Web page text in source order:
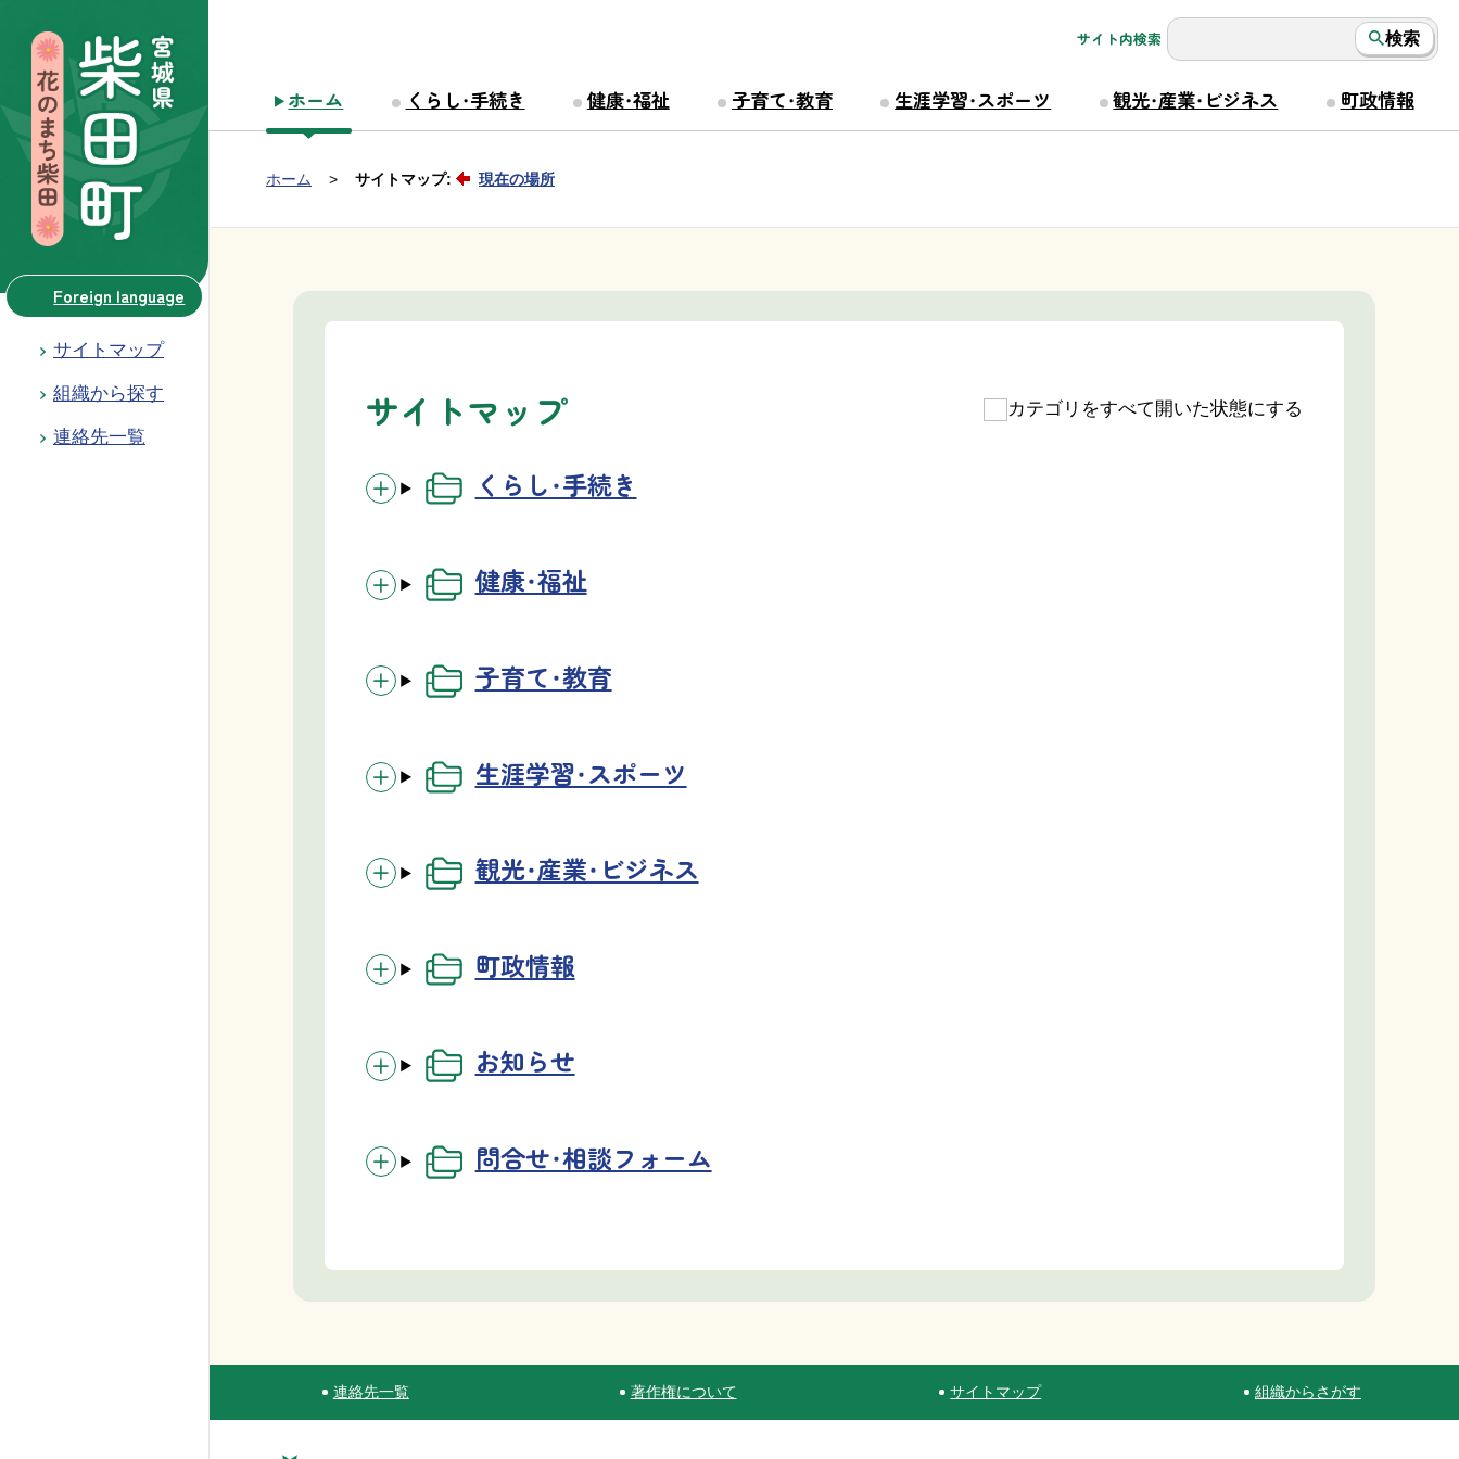
Foreign language
サイトマップ
組織から探す
連絡先一覧
サイト内検索 検索
Group NAV
ホーム くらし・手続き 健康・福祉 子育て・教育 生涯学習・スポーツ 観光・産業・ビジネス 町政情報
現在位置：
ホーム サイトマップ: 現在の場所
サイトマップ カテゴリをすべて開いた状態にする
くらし・手続き
健康・福祉
子育て・教育
生涯学習・スポーツ
観光・産業・ビジネス
町政情報
お知らせ
問合せ・相談フォーム
Site Navigation
連絡先一覧 著作権について サイトマップ 組織からさがす